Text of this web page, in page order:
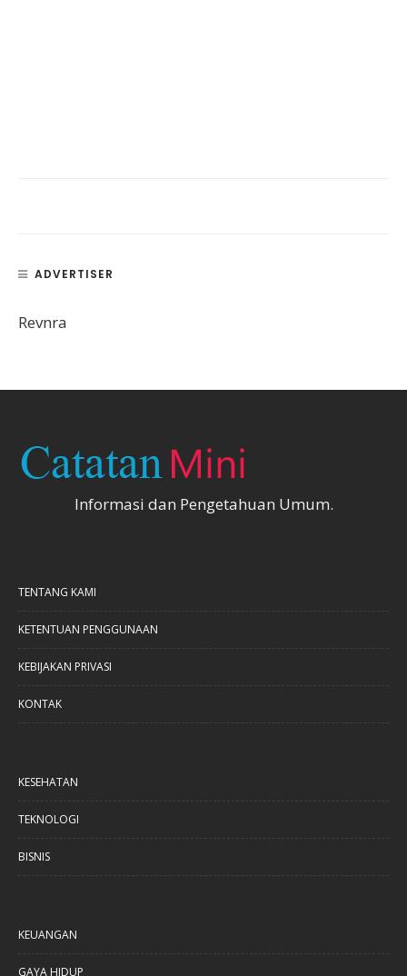
ADVERTISER
Revnra
Informasi dan Pengetahuan Umum.
TENTANG KAMI
KETENTUAN PENGGUNAAN
KEBIJAKAN PRIVASI
KONTAK
KESEHATAN
TEKNOLOGI
BISNIS
KEUANGAN
GAYA HIDUP